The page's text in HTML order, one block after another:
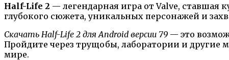
Half-Life 2 — легендарная игра от Valve,
глубокого сюжета, уникальных персонажей и
Скачать Half-Life 2 для Android версии 79 — это
Пройдите через трущобы, лаборатории и другие
мире.